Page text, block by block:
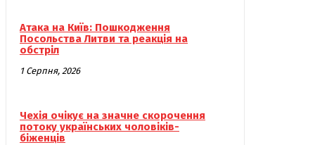
Атака на Київ: Пошкодження
Посольства Литви та реакція на
обстріл
1 Серпня, 2026
Чехія очікує на значне скорочення
потоку українських чоловіків-
біженців